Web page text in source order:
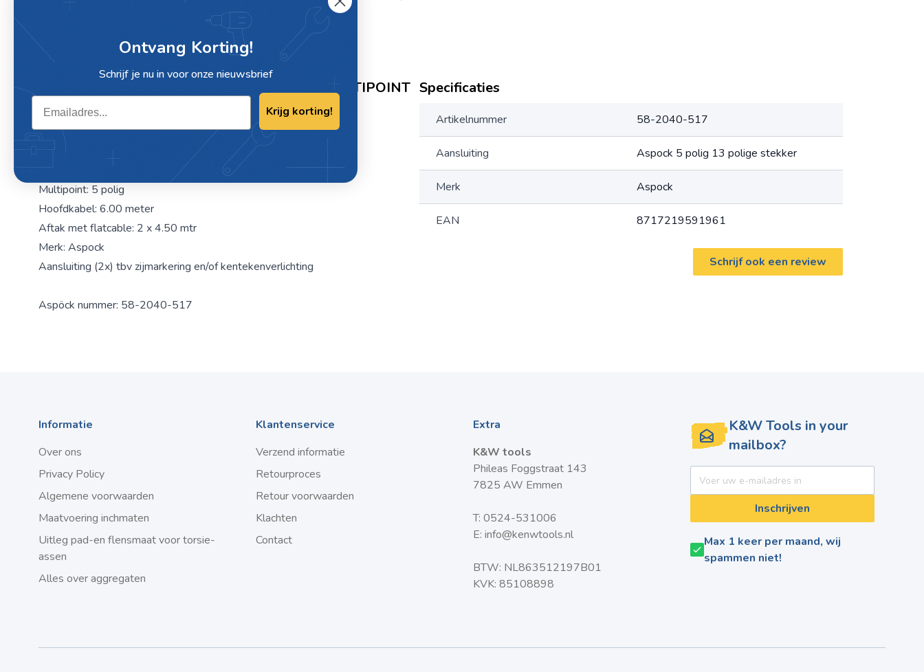
Omschrijving / KABELSET 13 PLG STEKKER MULTIPOINT
5 PLG 6.10 MTR / 2 X 3.70
Kabelboom met PVC-stekker
Stekker: 13 polig Jaeger
Multipoint: 5 polig
Hoofdkabel: 6.00 meter
Aftak met flatcable: 2 x 4.50 mtr
Merk: Aspock
Aansluiting (2x) tbv zijmarkering en/of kentekenverlichting
Aspöck nummer: 58-2040-517
Specificaties
Artikelnummer 58-2040-517
Aansluiting Aspock 5 polig 13 polige stekker
Merk Aspock
EAN 8717219591961
Schrijf ook een review
Informatie
Over ons
Privacy Policy
Algemene voorwaarden
Maatvoering inchmaten
Uitleg pad-en flensmaat voor torsie-
assen
Alles over aggregaten
Klantenservice
Verzend informatie
Retourproces
Retour voorwaarden
Klachten
Contact
Extra
K&W tools
Phileas Foggstraat 143
7825 AW Emmen
T: 0524-531006
E: info@kenwtools.nl
BTW: NL863512197B01
KVK: 85108898
K&W Tools in your
mailbox?
E-mail adres
Inschrijven
Max 1 keer per maand, wij
spammen niet!
Ontvang Korting!
Schrijf je nu in voor onze nieuwsbrief
Email
Krijg korting!